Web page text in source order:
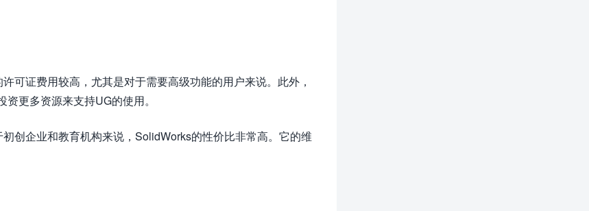
可证费用较高，尤其是对于需要高级功能的用户来说。此外，
更多资源来支持UG的使用。
创企业和教育机构来说，SolidWorks的性价比非常高。它的维